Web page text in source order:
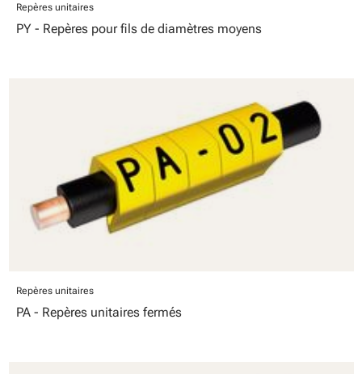
Repères unitaires
PY - Repères pour fils de diamètres moyens
Repères unitaires
PA - Repères unitaires fermés